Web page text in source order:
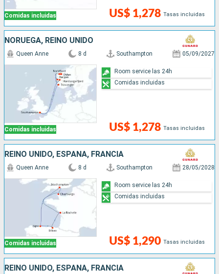
Comidas incluidas US$ 1,278 Tasas incluidas
NORUEGA, REINO UNIDO
Comidas incluidas
Queen Anne 8 d Southampton 05/09/2027
US$ 1,278 Tasas incluidas
Room service las 24h
Comidas incluidas
REINO UNIDO, ESPAÑA, FRANCIA
Comidas incluidas
Queen Anne 8 d Southampton 28/05/2028
US$ 1,290 Tasas incluidas
Room service las 24h
Comidas incluidas
REINO UNIDO, ESPAÑA, FRANCIA